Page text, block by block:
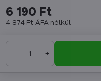
6 190 Ft
4 874 Ft ÁFA nélkül